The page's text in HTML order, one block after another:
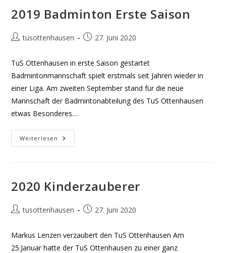
2019 Badminton Erste Saison
Beitrags-
tusottenhausen
Beitrag27. Juni 2020
TuS Ottenhausen in erste Saison gestartet
Badmintonmannschaft spielt erstmals seit Jahren wieder in
einer Liga. Am zweiten September stand für die neue
Mannschaft der Badmintonabteilung des TuS Ottenhausen
etwas Besonderes…
Weiterlesen 2019
Badminton
2020 Kinderzauberer
Beitrags-
tusottenhausen
Beitrag27. Juni 2020
Markus Lenzen verzaubert den TuS Ottenhausen Am
25.Januar hatte der TuS Ottenhausen zu einer ganz